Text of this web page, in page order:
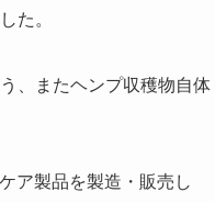
た。
、またヘンプ収穫物自体
ア製品を製造・販売し